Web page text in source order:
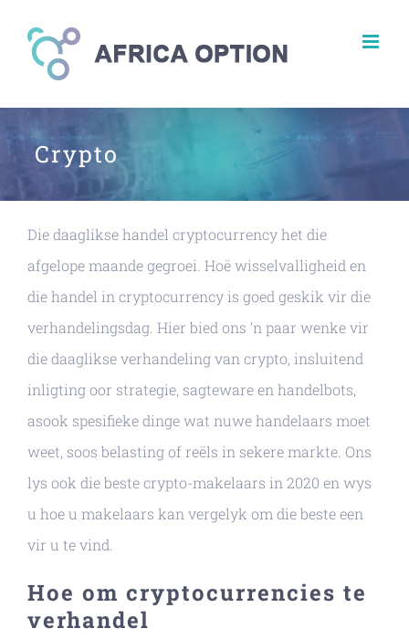
content
Crypto
Die daaglikse handel cryptocurrency het die
afgelope maande gegroei. Hoë wisselvalligheid en
die handel in cryptocurrency is goed geskik vir die
verhandelingsdag. Hier bied ons ‘n paar wenke vir
die daaglikse verhandeling van crypto, insluitend
inligting oor strategie, sagteware en handelbots,
asook spesifieke dinge wat nuwe handelaars moet
weet, soos belasting of reëls in sekere markte. Ons
lys ook die beste crypto-makelaars in 2020 en wys
u hoe u makelaars kan vergelyk om die beste een
vir u te vind.
Hoe om cryptocurrencies te
verhandel